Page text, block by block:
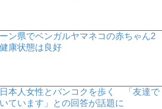
ン県でベンガルヤマネコの赤ちゃん2
康状態は良好
本人女性とバンコクを歩く 「友達で
ています」との回答が話題に